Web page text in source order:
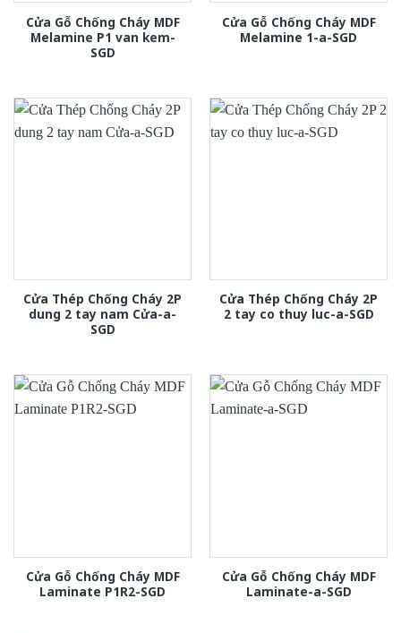
Cửa Gỗ Chống Cháy MDF
Melamine P1 van kem-
SGD
Cửa Gỗ Chống Cháy MDF
Melamine 1-a-SGD
Cửa Thép Chống Cháy 2P
dung 2 tay nam Cửa-a-
SGD
Cửa Thép Chống Cháy 2P
2 tay co thuy luc-a-SGD
Cửa Gỗ Chống Cháy MDF
Laminate P1R2-SGD
Cửa Gỗ Chống Cháy MDF
Laminate-a-SGD